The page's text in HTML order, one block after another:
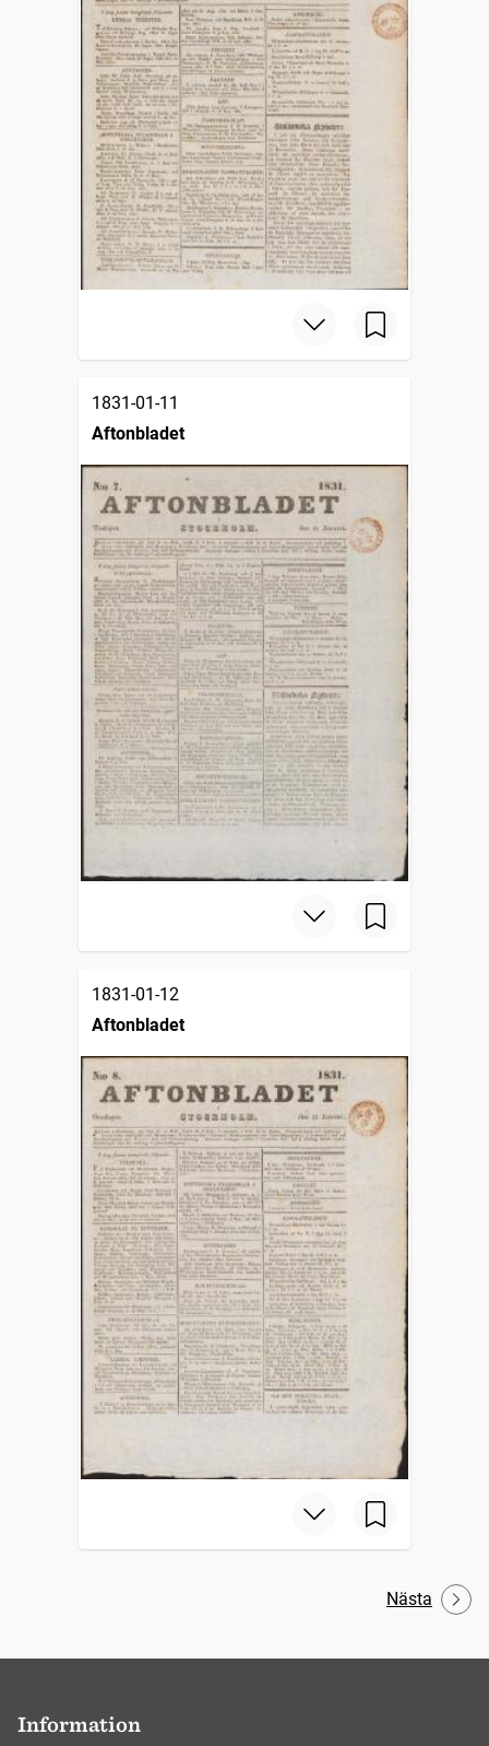
1831-01-11
Aftonbladet
1831-01-12
Aftonbladet
Nästa
Information